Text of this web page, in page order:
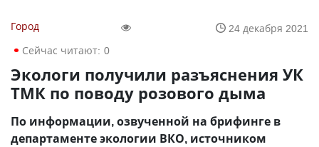
Город
24 декабря 2021
Сейчас читают: 0
Экологи получили разъяснения УК
ТМК по поводу розового дыма
По информации, озвученной на брифинге в
департаменте экологии ВКО, источником